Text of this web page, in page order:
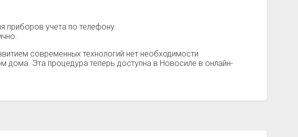
приборов учета по телефону.
современных технологий нет необходимости
дома. Эта процедура теперь доступна в Новосиле в онлайн-